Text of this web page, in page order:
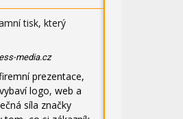
tisk, který
media.cz
prezentace,
logo, web a
síla značky